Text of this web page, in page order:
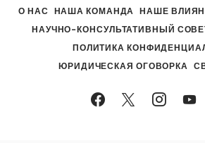
О НАС НАША КОМАНДА НАШЕ
НАУЧНО-КОНСУЛЬТАТИВНЫЙ
ПОЛИТИКА
ЮРИДИЧЕСКАЯ ОГОВОРКА